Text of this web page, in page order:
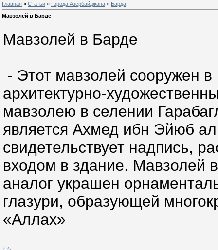
Главная » Статьи » Города Азербайджана » Барда
Мавзолей в Барде
Мавзолей в Барде
- Этот мавзолей сооружен в
архитектурно-
мавзолею в селении
является Ахмед ибн Эйюб
свидетельствует надпись,
входом в здание. Мавзолей
аналог украшен
глазури, образующей
«Аллах»